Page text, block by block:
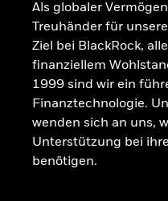
Als globaler
Treuhänder für
Ziel bei BlackRock,
finanziellem
1999 sind wir ein
Finanztechnologie.
wenden sich an uns,
Unterstützung bei
benötigen.